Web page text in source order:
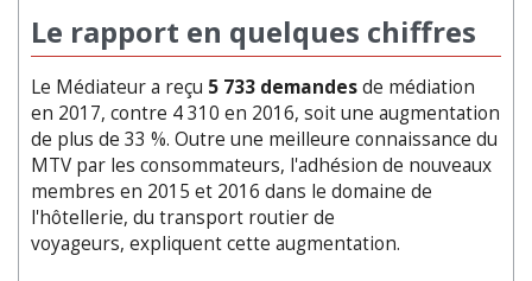
Le rapport en quelques chiffres
Le Médiateur a reçu 5 733 demandesde médiation
en 2017, contre 4 310 en 2016, soit une augmentation
de plus de 33 %. Outre une meilleure connaissance du
MTV par les consommateurs, l'adhésion de nouveaux
membres en 2015 et 2016 dans le domaine de
l'hôtellerie, du transport routier de
voyageurs, expliquent cette augmentation.